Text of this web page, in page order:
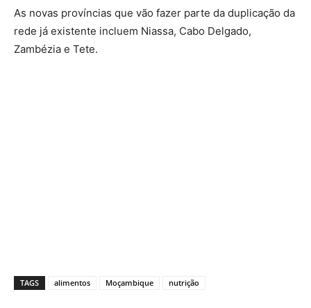
As novas províncias que vão fazer parte da duplicação da
rede já existente incluem Niassa, Cabo Delgado,
Zambézia e Tete.
TAGS alimentos Moçambique nutrição